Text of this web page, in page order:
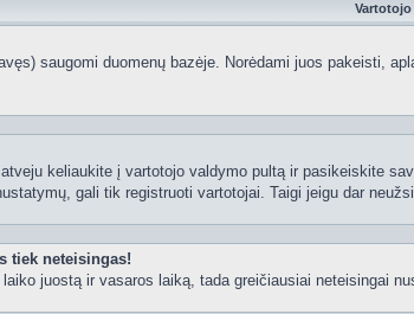
saugomi duomenų bazėje. Norėdami juos pakeisti,
keliaukite į vartotojo valdymo pultą ir pasikeiskite
gali tik registruoti vartotojai. Taigi jeigu dar
tiek neteisingas!
juostą ir vasaros laiką, tada greičiausiai neteisingai